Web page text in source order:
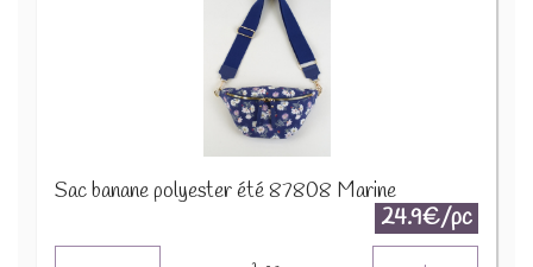
Sac banane polyester été 87808 Marine
24.9€/pc